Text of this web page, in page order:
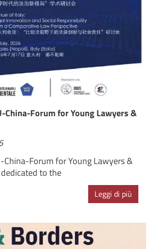
China-Forum for Young Lawyers &
China-Forum for Young Lawyers &
to the
Leggi di più